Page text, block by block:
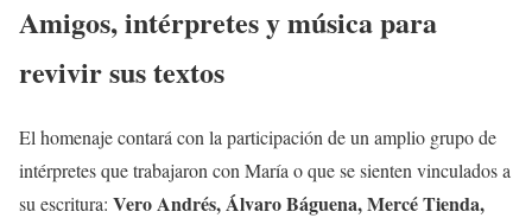
Amigos, intérpretes y música para
revivir sus textos
El homenaje contará con la participación de un amplio grupo de
intérpretes que trabajaron con María o que se sienten vinculados a
su escritura: Vero Andrés, Álvaro Báguena, Mercé Tienda,